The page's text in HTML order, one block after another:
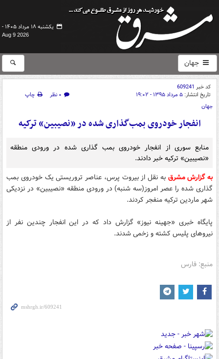
یکشنبه ۱۸ مرداد ۱۴۰۵ -
Aug 9 2026
جهان
کد خبر 609241
تاریخ انتشار: ۵ مرداد ۱۳۹۵ - ۱۹:۰۲ ۰ نظر
چاپ
جهان
انفجار خودروی بمب‌گذاری شده در «نصیبین» ترکیه
منابع سوری از انفجار خودروی بمب گذاری شده در ورودی منطقه
«نصیبین» ترکیه خبر دادند.
به گزارش مشرق به نقل از بیروت پرس، عناصر تروریستی یک خودروی بمب
گذاری شده را عصر امروز(سه شنبه) در ورودی منطقه «نصیبین» در نزدیکی
شهر ماردین ترکیه منفجر کردند.
پایگاه خبری «جهینه نیوز» گزارش داد که در این انفجار چندین نفر از
نیروهای پلیس کشته و زخمی شدند.
منبع: فارس